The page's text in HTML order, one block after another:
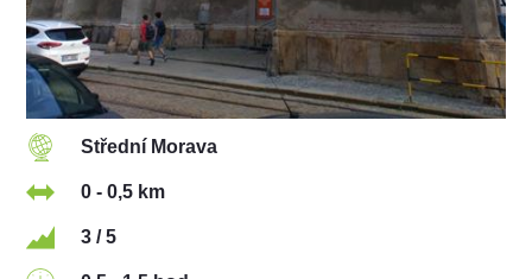
Střední Morava
0 - 0,5 km
3 / 5